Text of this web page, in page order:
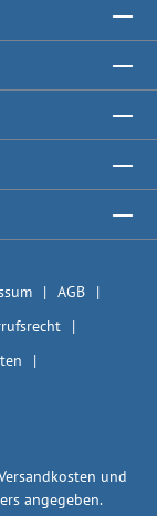
AGB
und
angegeben.